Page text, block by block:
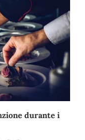
durante i